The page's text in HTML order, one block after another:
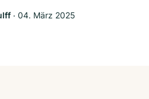
‧ 04. März 2025